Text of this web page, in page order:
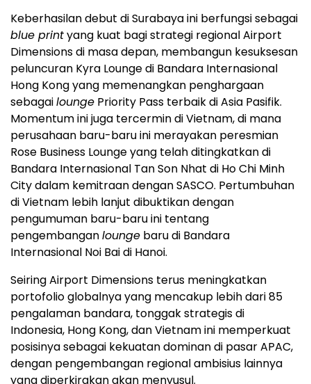
Keberhasilan debut di Surabaya ini berfungsi sebagai
blue printyang kuat bagi strategi regional Airport
Dimensions di masa depan, membangun kesuksesan
peluncuran Kyra Lounge di Bandara Internasional
Hong Kong yang memenangkan penghargaan
sebagailounge Priority Pass terbaik di Asia Pasifik.
Momentum ini juga tercermin di Vietnam, di mana
perusahaan baru-baru ini merayakan peresmian
Rose Business Lounge yang telah ditingkatkan di
Bandara Internasional Tan Son Nhat di Ho Chi Minh
City dalam kemitraan dengan SASCO. Pertumbuhan
di Vietnam lebih lanjut dibuktikan dengan
pengumuman baru-baru ini tentang
pengembanganlounge baru di Bandara
Internasional Noi Bai di Hanoi.
Seiring Airport Dimensions terus meningkatkan
portofolio globalnya yang mencakup lebih dari 85
pengalaman bandara, tonggak strategis di
Indonesia, Hong Kong, dan Vietnam ini memperkuat
posisinya sebagai kekuatan dominan di pasar APAC,
dengan pengembangan regional ambisius lainnya
yang diperkirakan akan menyusul.